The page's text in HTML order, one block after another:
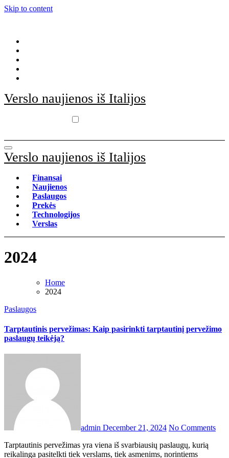
Skip to content
Verslo naujienos iš Italijos
Verslo naujienos iš Italijos
Finansai
Naujienos
Paslaugos
Prekės
Technologijos
Verslas
2024
Home
2024
Paslaugos
Tarptautinis pervežimas: Kaip pasirinkti tarptautinį pervežimo
paslaugų teikėją?
admin December 21, 2024 No Comments
Tarptautinis pervežimas yra viena iš svarbiausių paslaugų, kurią
reikalinga pasitelkti tiek verslams, tiek asmenims, norintiems